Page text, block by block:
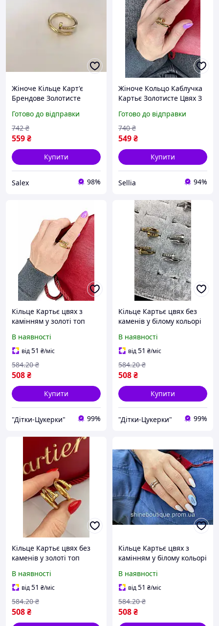
Жіноче Кільце Карт'є
Брендове Золотисте
Каменів Cartier Salex
Готово до відправки
559₴
742 ₴
Купити
Salex 98%
Жіноче Кольцо Каблучка
Картьє Золотисте Цвях З
Готово до відправки
549₴
740 ₴
Купити
Sellia 94%
Кільце Картьє цвях з
камінням у золоті топ
В наявності
від51 ₴/міс
508₴
584.20 ₴
Купити
"Дітки-Цукерки" 99%
Кільце Картьє цвях без
каменів у білому кольорі
В наявності
від51 ₴/міс
508₴
584.20 ₴
Купити
"Дітки-Цукерки" 99%
Кільце Картьє цвях без
каменів у золоті топ
В наявності
від51 ₴/міс
508₴
584.20 ₴
Кільце Картьє цвях з
камінням у білому кольорі
В наявності
від51 ₴/міс
508₴
584.20 ₴